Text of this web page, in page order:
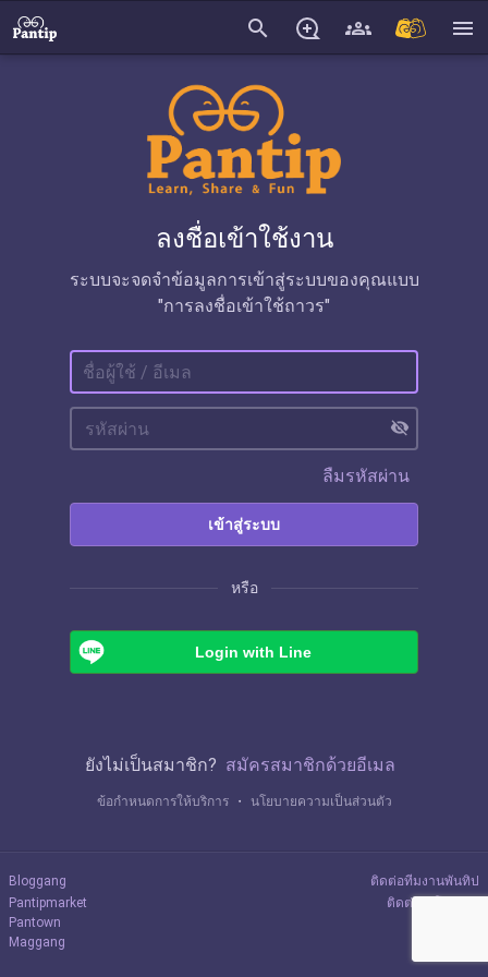
search menu
ลงชื่อเข้าใช้งาน
ระบบจะจดจำข้อมูลการเข้าสู่ระบบของคุณแบบ
"การลงชื่อเข้าใช้ถาวร"
visibility_off
ลืมรหัสผ่าน
เข้าสู่ระบบ
หรือ
Login with Line
ยังไม่เป็นสมาชิก? สมัครสมาชิกด้วยอีเมล
ข้อกำหนดการให้บริการ ・ นโยบายความเป็นส่วนตัว
Bloggang
Pantipmarket
Pantown
Maggang
ติดต่อทีมงานพันทิป
ติดต่อลงโฆษณา